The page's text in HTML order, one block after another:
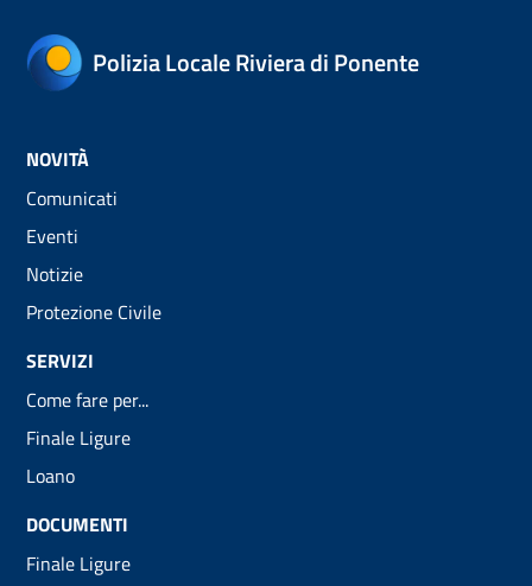
Polizia Locale Riviera di Ponente
NOVITÀ
Comunicati
Eventi
Notizie
Protezione Civile
SERVIZI
Come fare per...
Finale Ligure
Loano
DOCUMENTI
Finale Ligure